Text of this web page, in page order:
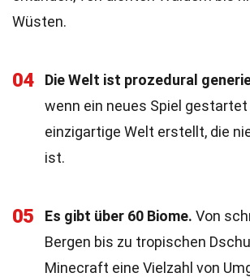
Wüsten.
04 Die Welt ist prozedural
wenn ein neues Spiel gestartet
einzigartige Welt erstellt, die
ist.
05 Es gibt über 60 Biome. Von
Bergen bis zu tropischen
Minecraft eine Vielzahl von